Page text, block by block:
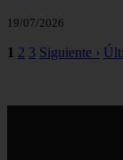
19/07/2026
1 2 3 Siguiente ›